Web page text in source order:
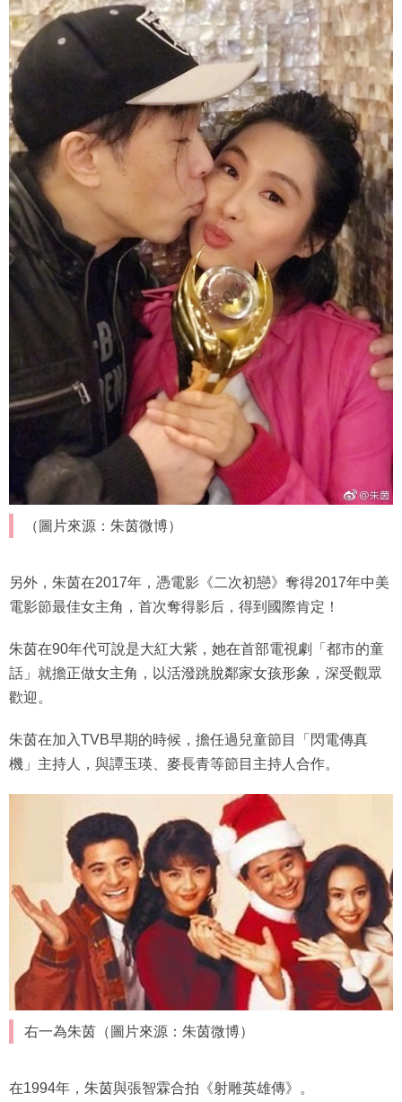
（圖片來源：朱茵微博）
另外，朱茵在2017年，憑電影《二次初戀》奪得2017年中美
電影節最佳女主角，首次奪得影后，得到國際肯定！
朱茵在90年代可說是大紅大紫，她在首部電視劇「都市的童
話」就擔正做女主角，以活潑跳脫鄰家女孩形象，深受觀眾
歡迎。
朱茵在加入TVB早期的時候，擔任過兒童節目「閃電傳真
機」主持人，與譚玉瑛、麥長青等節目主持人合作。
右一為朱茵（圖片來源：朱茵微博）
在1994年，朱茵與張智霖合拍《射雕英雄傳》。